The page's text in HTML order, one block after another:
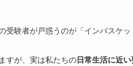
験者が戸惑うのが「インバスケッ
すが、実は私たちの日常生活に近